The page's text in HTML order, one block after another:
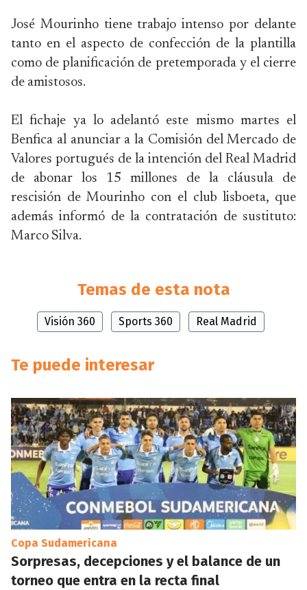
José Mourinho tiene trabajo intenso por delante
tanto en el aspecto de confección de la plantilla
como de planificación de pretemporada y el cierre
de amistosos.
El fichaje ya lo adelantó este mismo martes el
Benfica al anunciar a la Comisión del Mercado de
Valores portugués de la intención del Real Madrid
de abonar los 15 millones de la cláusula de
rescisión de Mourinho con el club lisboeta, que
además informó de la contratación de sustituto:
Marco Silva.
Temas de esta nota
Visión 360 Sports 360 Real Madrid
Te puede interesar
Copa Sudamericana
Sorpresas, decepciones y el balance de un
torneo que entra en la recta final